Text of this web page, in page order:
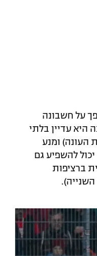
וחוותה מהפך על חשבונה
היא עדיין בלתי
העונה) ומנע
להשפיע גם
ברציפות